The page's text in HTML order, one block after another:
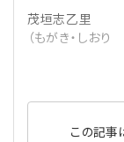
登記関連
税務
法改正-労務
個人情報
資産運用
連載
【連載】公益法
無料記事
茂垣志乙里
（もがき・しおり
この記事